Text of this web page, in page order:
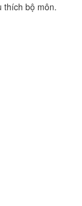
thích bộ môn.